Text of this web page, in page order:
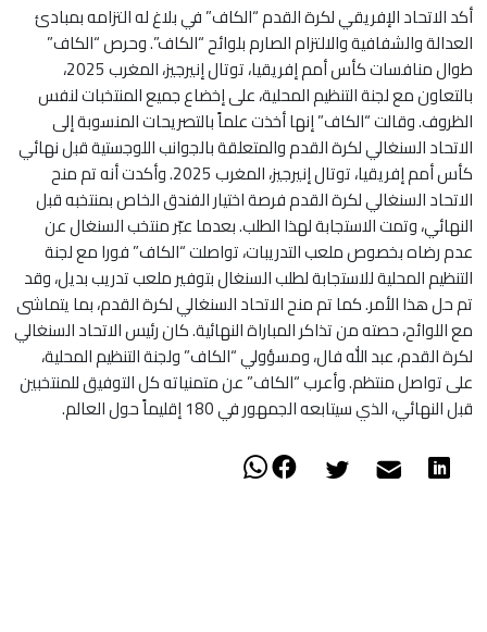
أكد الاتحاد الإفريقي لكرة القدم “الكاف” في بلاغ له التزامه بمبادئ
العدالة والشفافية والالتزام الصارم بلوائح “الكاف”. وحرص “الكاف”
طوال منافسات كأس أمم إفريقيا، توتال إنيرجيز، المغرب 2025،
بالتعاون مع لجنة التنظيم المحلية، على إخضاع جميع المنتخبات لنفس
الظروف. وقالت “الكاف” إنها أخذت علماً بالتصريحات المنسوبة إلى
الاتحاد السنغالي لكرة القدم والمتعلقة بالجوانب اللوجستية قبل نهائي
كأس أمم إفريقيا، توتال إنيرجيز، المغرب 2025. وأكدت أنه تم منح
الاتحاد السنغالي لكرة القدم فرصة اختيار الفندق الخاص بمنتخبه قبل
النهائي، وتمت الاستجابة لهذا الطلب. بعدما عبّر منتخب السنغال عن
عدم رضاه بخصوص ملعب التدريبات، تواصلت “الكاف” فورا مع لجنة
التنظيم المحلية للاستجابة لطلب السنغال بتوفير ملعب تدريب بديل، وقد
تم حل هذا الأمر. كما تم منح الاتحاد السنغالي لكرة القدم، بما يتماشى
مع اللوائح، حصته من تذاكر المباراة النهائية. كان رئيس الاتحاد السنغالي
لكرة القدم، عبد الله فال، ومسؤولي “الكاف” ولجنة التنظيم المحلية،
على تواصل منتظم. وأعرب “الكاف” عن متمنياته كل التوفيق للمنتخبين
قبل النهائي، الذي سيتابعه الجمهور في 180 إقليماً حول العالم.